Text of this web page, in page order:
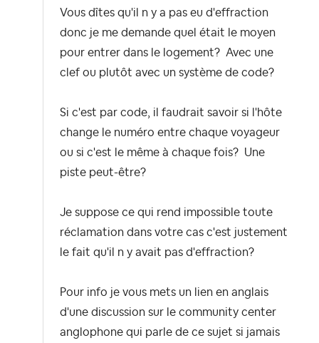
Vous dîtes qu'il n y a pas eu d'effraction
donc je me demande quel était le moyen
pour entrer dans le logement? Avec une
clef ou plutôt avec un système de code?
Si c'est par code, il faudrait savoir si l'hôte
change le numéro entre chaque voyageur
ou si c'est le même à chaque fois? Une
piste peut-être?
Je suppose ce qui rend impossible toute
réclamation dans votre cas c'est justement
le fait qu'il n y avait pas d'effraction?
Pour info je vous mets un lien en anglais
d'une discussion sur le community center
anglophone qui parle de ce sujet si jamais